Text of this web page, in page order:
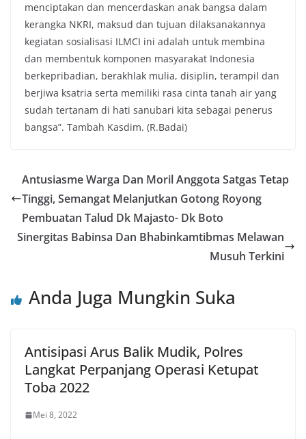
menciptakan dan mencerdaskan anak bangsa dalam
kerangka NKRI, maksud dan tujuan dilaksanakannya
kegiatan sosialisasi ILMCI ini adalah untuk membina
dan membentuk komponen masyarakat Indonesia
berkepribadian, berakhlak mulia, disiplin, terampil dan
berjiwa ksatria serta memiliki rasa cinta tanah air yang
sudah tertanam di hati sanubari kita sebagai penerus
bangsa”. Tambah Kasdim. (R.Badai)
Antusiasme Warga Dan Moril Anggota Satgas Tetap
Tinggi, Semangat Melanjutkan Gotong Royong
Pembuatan Talud Dk Majasto- Dk Boto
Sinergitas Babinsa Dan Bhabinkamtibmas Melawan
Musuh Terkini
Anda Juga Mungkin Suka
Antisipasi Arus Balik Mudik, Polres
Langkat Perpanjang Operasi Ketupat
Toba 2022
Mei 8, 2022